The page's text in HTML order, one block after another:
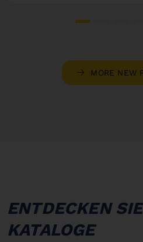
MORE NEW
ENTDECKEN
KATALOGE